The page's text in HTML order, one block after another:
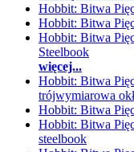
Hobbit: Bitwa
Hobbit: Bitwa
Hobbit: Bitwa
Steelbook
więcej...
Hobbit: Bitwa
trójwymiarowa
Hobbit: Bitwa
Hobbit: Bitwa
steelbook